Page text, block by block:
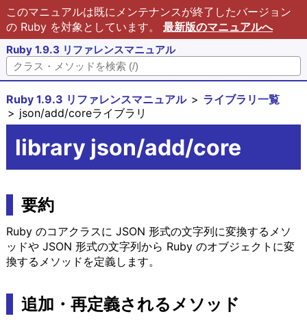
このマニュアルは既にメンテナンスが終了したバージョン
の Ruby を対象としています。 最新版のマニュアルへ
Ruby 1.9.3 リファレンスマニュアル
Ruby 1.9.3 リファレンスマニュアル
ライブラリ一覧
json/add/coreライブラリ
library json/add/core
要約
Ruby のコアクラスに JSON 形式の文字列に変換するメソ
ッドや JSON 形式の文字列から Ruby のオブジェクトに変
換するメソッドを定義します。
追加・再定義されるメソッド